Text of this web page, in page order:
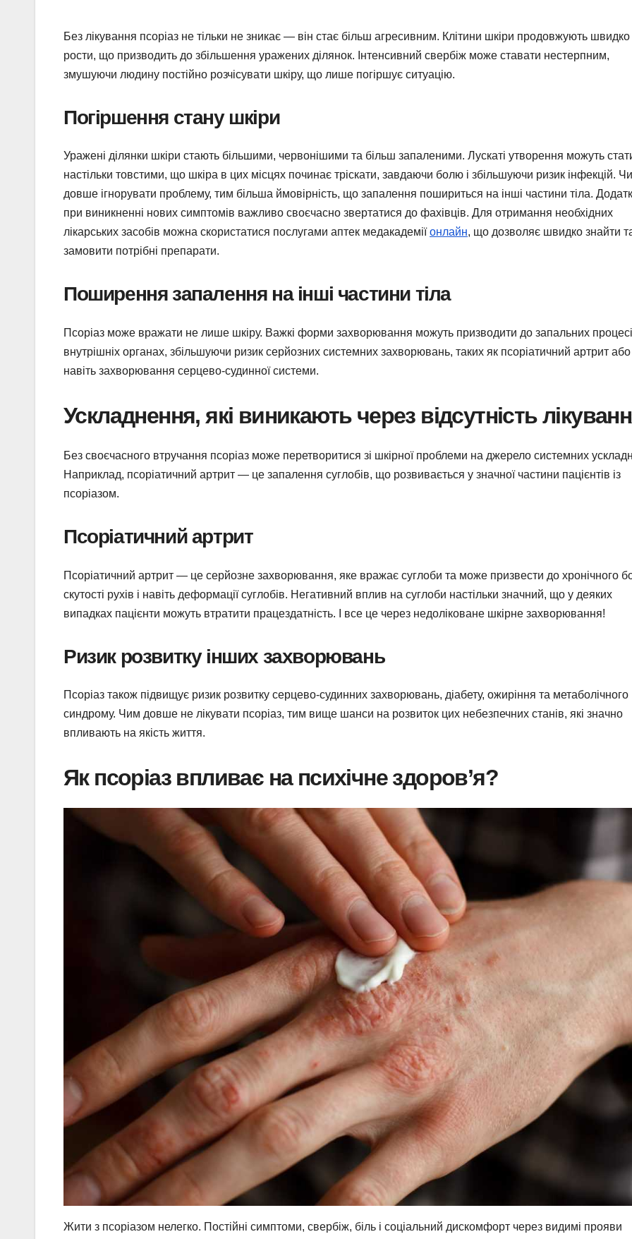
Без лікування псоріаз не тільки не зникає — він стає більш агресивним. Клітини шкіри продовжують швидко
рости, що призводить до збільшення уражених ділянок. Інтенсивний свербіж може ставати нестерпним,
змушуючи людину постійно розчісувати шкіру, що лише погіршує ситуацію.
Погіршення стану шкіри
Уражені ділянки шкіри стають більшими, червонішими та більш запаленими. Лускаті утворення можуть
настільки товстими, що шкіра в цих місцях починає тріскати, завдаючи болю і збільшуючи ризик інфекцій.
довше ігнорувати проблему, тим більша ймовірність, що запалення пошириться на інші частини тіла.
при виникненні нових симптомів важливо своєчасно звертатися до фахівців. Для отримання необхідних
лікарських засобів можна скористатися послугами аптек медакадеміїонлайн, що дозволяє швидко знайти
замовити потрібні препарати.
Поширення запалення на інші частини тіла
Псоріаз може вражати не лише шкіру. Важкі форми захворювання можуть призводити до запальних
внутрішніх органах, збільшуючи ризик серйозних системних захворювань, таких як псоріатичний артрит або
навіть захворювання серцево-судинної системи.
Ускладнення, які виникають через відсутність
Без своєчасного втручання псоріаз може перетворитися зі шкірної проблеми на джерело системних
Наприклад, псоріатичний артрит — це запалення суглобів, що розвивається у значної частини пацієнтів із
псоріазом.
Псоріатичний артрит
Псоріатичний артрит — це серйозне захворювання, яке вражає суглоби та може призвести до хронічного
скутості рухів і навіть деформації суглобів. Негативний вплив на суглоби настільки значний, що у деяких
випадках пацієнти можуть втратити працездатність. І все це через недоліковане шкірне захворювання!
Ризик розвитку інших захворювань
Псоріаз також підвищує ризик розвитку серцево-судинних захворювань, діабету, ожиріння та метаболічного
синдрому. Чим довше не лікувати псоріаз, тим вище шанси на розвиток цих небезпечних станів, які значно
впливають на якість життя.
Як псоріаз впливає на психічне здоров’я?
Жити з псоріазом нелегко. Постійні симптоми, свербіж, біль і соціальний дискомфорт через видимі прояви